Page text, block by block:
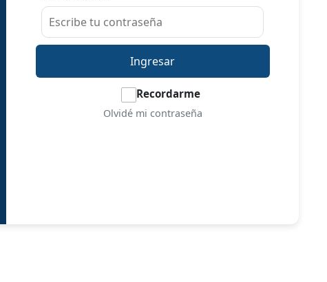
Ingresar
Recordarme
Olvidé mi contraseña